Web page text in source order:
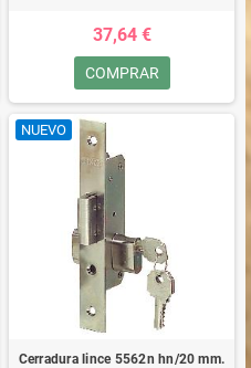
37,64 €
COMPRAR
NUEVO
Cerradura lince 5562n hn/20 mm.